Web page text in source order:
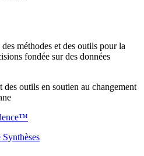
méthodes et des outils pour la
fondée sur des données
des outils en soutien au changement